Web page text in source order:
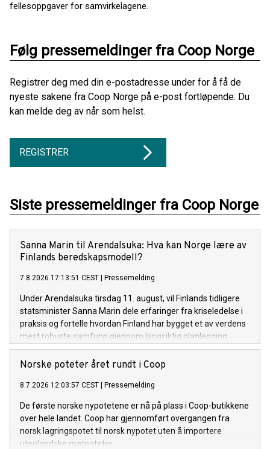
fellesoppgaver for samvirkelagene.
Følg pressemeldinger fra Coop Norge
Registrer deg med din e-postadresse under for å få de
nyeste sakene fra Coop Norge på e-post fortløpende. Du
kan melde deg av når som helst.
REGISTRER
Siste pressemeldinger fra Coop Norge
Sanna Marin til Arendalsuka: Hva kan Norge lære av
Finlands beredskapsmodell?
7.8.2026 17:13:51 CEST Pressemelding
Under Arendalsuka tirsdag 11. august, vil Finlands tidligere
statsminister Sanna Marin dele erfaringer fra kriseledelse i
praksis og fortelle hvordan Finland har bygget et av verdens
mest robuste samfunn gjennom langsiktig planlegging,
samarbeid mellom offentlig og privat sektor og en sterk
beredskapskultur.
Norske poteter året rundt i Coop
8.7.2026 12:03:57 CEST Pressemelding
De første norske nypotetene er nå på plass i Coop-butikkene
over hele landet. Coop har gjennomført overgangen fra
norsk lagringspotet til norsk nypotet uten å importere
utenlandske matpoteter.